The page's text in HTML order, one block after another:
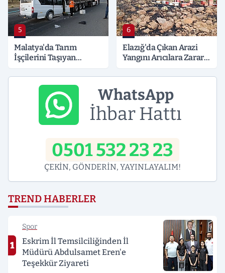
5
Malatya'da Tarım
İşçilerini Taşıyan
Yaralı
6
Elazığ'da Çıkan Arazi
Yangını Arıcılara Zarar
WhatsApp
İhbar Hattı
0501 532 23 23
ÇEKİN, GÖNDERİN, YAYINLAYALIM!
TREND HABERLER
1
Spor
Eskrim İl Temsilciliğinden İl
Müdürü Abdulsamet Eren'e
Teşekkür Ziyareti